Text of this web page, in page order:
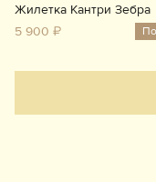
Жилетка Кантри Зебра
5 900 ₽